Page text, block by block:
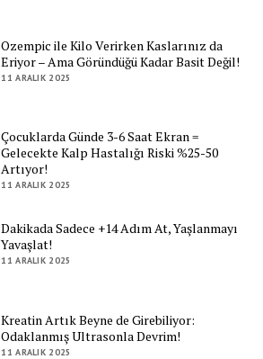
Ozempic ile Kilo Verirken Kaslarınız da
Eriyor – Ama Göründüğü Kadar Basit Değil!
11 ARALIK 2025
Çocuklarda Günde 3-6 Saat Ekran =
Gelecekte Kalp Hastalığı Riski %25-50
Artıyor!
11 ARALIK 2025
Dakikada Sadece +14 Adım At, Yaşlanmayı
Yavaşlat!
11 ARALIK 2025
Kreatin Artık Beyne de Girebiliyor:
Odaklanmış Ultrasonla Devrim!
11 ARALIK 2025